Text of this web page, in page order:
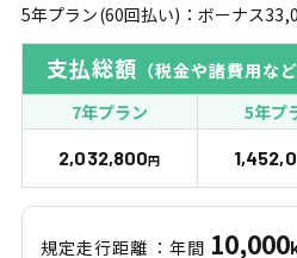
5年プラン(60回払い)：ボーナス
支払総額 （税金や諸費用な
7年プラン
5年プ
2,032,800円
規定走行距離 ：年間 10,000